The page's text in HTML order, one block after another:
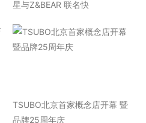
星与Z&BEAR 联名快
TSUBO北京首家概念店开幕 暨
品牌25周年庆